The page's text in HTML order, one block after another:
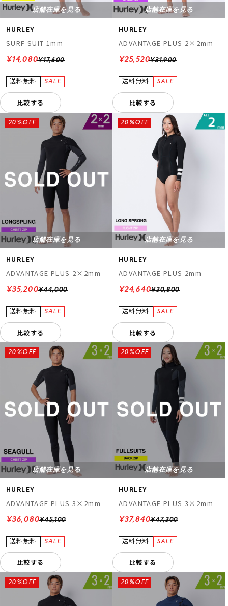
店舗在庫を見る
HURLEY
SURF SUIT 1mm
¥17,600
¥14,080
比較する
店舗在庫を見る
HURLEY
ADVANTAGE PLUS 2×2mm
¥31,900
¥25,520
比較する
店舗在庫を見る
HURLEY
ADVANTAGE PLUS 2×2mm
¥44,000
20%OFF
¥35,200
比較する
店舗在庫を見る
HURLEY
ADVANTAGE PLUS 2mm
¥30,800
20%OFF
¥24,640
比較する
店舗在庫を見る
HURLEY
ADVANTAGE PLUS 3×2mm
¥45,100
20%OFF
¥36,080
比較する
店舗在庫を見る
HURLEY
ADVANTAGE PLUS 3×2mm
¥47,300
20%OFF
¥37,840
比較する
20%OFF 20%OFF